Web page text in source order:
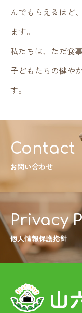
んでもらえるほど
ます。
私たちは、ただ食
子どもたちの健や
す。
Contact
お問い合わせ
Privacy
個人情報保護指針